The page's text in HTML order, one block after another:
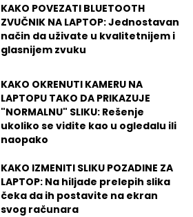
KAKO POVEZATI BLUETOOTH
ZVUČNIK NA LAPTOP: Jednostavan
način da uživate u kvalitetnijem i
glasnijem zvuku
KAKO OKRENUTI KAMERU NA
LAPTOPU TAKO DA PRIKAZUJE
"NORMALNU" SLIKU: Rešenje
ukoliko se vidite kao u ogledalu ili
naopako
KAKO IZMENITI SLIKU POZADINE ZA
LAPTOP: Na hiljade prelepih slika
čeka da ih postavite na ekran
svog računara